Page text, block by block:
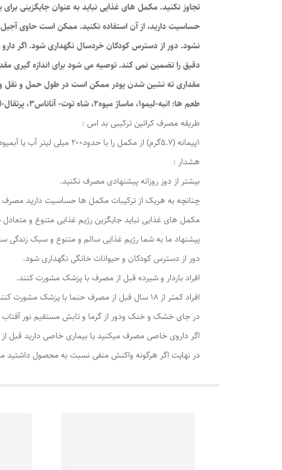
تجاوز نکنید. مکمل های غذایی نباید به عنوان جایگزینی
حساسیت دارید، از آن استفاده نکنید. ممکن است حاوی
نشود. دور از دسترس کودکان خردسال نگهداری شود. اگر
دقیق را تضمین نمی کند. توصیه می شود برای اندازه گیری
مقداری ته نشین شدن پودر ممکن است در طول حمل و نقل و
طعم ها: انبه-لیمو1، ماساژ میوه2، شاه توت- آناناس3، پرتقال-انبه4، مرکبات-هلو5، میوه اژدها6، لیچی7، عجیب و غریب8، تمشک آبی9، انگور10، هندوانه11
طریقه مصرف کراتین ترکیبی بد اس :
1پیمانه (5.7گرم) از مکمل را با حدود200 میلی لیتر آب یا آبمیوه دلخواه مخلوط کنید و قبل از شروع تمرین ورزشی میل نمایید.
هشدار :
بیشتر از دوز روزانه پیشنهادی مصرف نکنید.
چنانچه به هریک از ترکیبات مکمل ها حساسیت دارید مصرف
مکمل های غذایی نباید جایگزین رژیم غذایی متنوع و
پیشنهاد ما به شما رژیم غذایی سالم و متنوع و سبک زندگی
دور از دسترس کودکان و حیوانات خانگی نگهداری شود.
افراد باردار و شیرده قبل از مصرف با پزشک مشورت کنند.
افراد کمتر از 18 سال قبل از مصرف حنما با پزشک مشورت کنند.
در جای خشک و خنک ودور از گرما و تابش مستقیم نور
اگر داروی خاصی مصرف میکنید یا بیماری خاصی دارید قبل
در نهایت اگر هرگونه واکنش منفی نسبت به محصول